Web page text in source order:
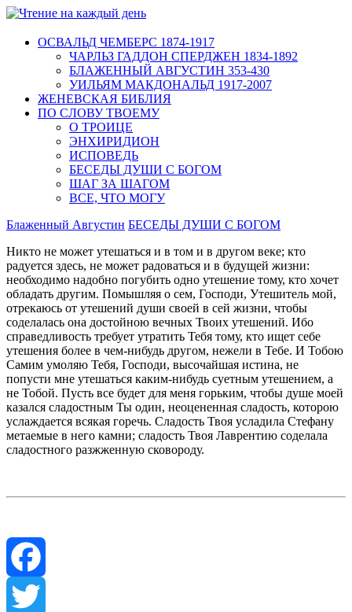
ОСВАЛЬД ЧЕМБЕРС 1874-1917
ЧАРЛЬЗ ГАДДОН СПЕРДЖЕН 1834-1892
БЛАЖЕННЫЙ АВГУСТИН 353-430
УИЛЬЯМ МАКДОНАЛЬД 1917-2007
ЖЕНЕВСКАЯ БИБЛИЯ
ПО СЛОВУ ТВОЕМУ
О ТРОИЦЕ
ЭНХИРИДИОН
ИСПОВЕДЬ
БЕСЕДЫ ДУШИ С БОГОМ
ШАГ ЗА ШАГОМ
ВСЕ, ЧТО МОГУ
Блаженный Августин БЕСЕДЫ ДУШИ С БОГОМ
Никто не может утешаться и в том и в другом веке; кто
радуется здесь, не может радоваться и в будущей жизни:
необходимо надобно погубить одно утешение тому, кто хочет
обладать другим. Помышляя о сем, Господи, Утешитель мой,
отрекаюсь от утешений души своей в сей жизни, чтобы
соделалась она достойною вечных Твоих утешений. Ибо
справедливость требует утратить Тебя тому, кто ищет себе
утешения более в чем-нибудь другом, не­жели в Тебе. И Тобою
Самим умоляю Тебя, Господи, высочайшая истина, не
попусти мне утешаться каким-нибудь суетным утешением, а
не Тобой. Пусть все будет для меня горьким, чтобы душе моей
казался сладостным Ты один, неоцененная сладость, которою
ус­лаждается всякая горечь. Сладость Твоя усла­дила Стефану
метаемые в него камни; сла­дость Твоя Лаврентию соделала
сладостного разжженную сковороду.
Facebook